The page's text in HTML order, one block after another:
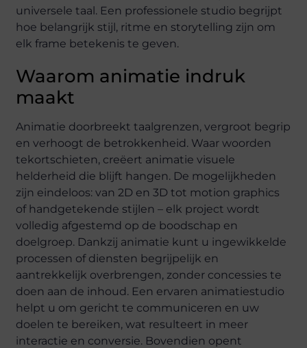
universele taal. Een professionele studio begrijpt
hoe belangrijk stijl, ritme en storytelling zijn om
elk frame betekenis te geven.
Waarom animatie indruk
maakt
Animatie doorbreekt taalgrenzen, vergroot begrip
en verhoogt de betrokkenheid. Waar woorden
tekortschieten, creëert animatie visuele
helderheid die blijft hangen. De mogelijkheden
zijn eindeloos: van 2D en 3D tot motion graphics
of handgetekende stijlen – elk project wordt
volledig afgestemd op de boodschap en
doelgroep. Dankzij animatie kunt u ingewikkelde
processen of diensten begrijpelijk en
aantrekkelijk overbrengen, zonder concessies te
doen aan de inhoud. Een ervaren animatiestudio
helpt u om gericht te communiceren en uw
doelen te bereiken, wat resulteert in meer
interactie en conversie. Bovendien opent